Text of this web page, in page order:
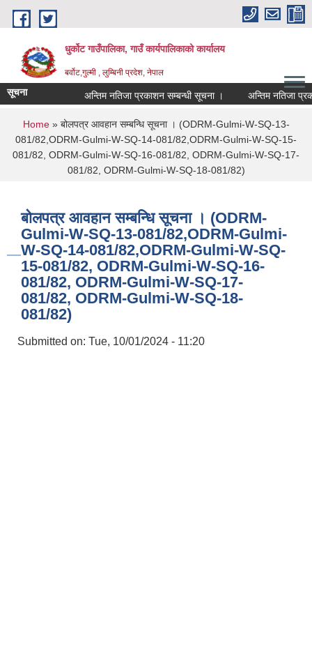
Skip to main content
धुर्कोट गाउँपालिका, गाउँ कार्यपालिकाको कार्यालय
बर्वोट,गुल्मी , लुम्बिनी प्रदेश, नेपाल
सूचना अन्तिम नतिजा प्रकाशन सम्बन्धी सूचना । अन्तिम नतिजा
You are here
Home» बोलपत्र आवहान सम्बन्धि सूचना । (ODRM-Gulmi-W-SQ-13-
081/82,ODRM-Gulmi-W-SQ-14-081/82,ODRM-Gulmi-W-SQ-15-
081/82, ODRM-Gulmi-W-SQ-16-081/82, ODRM-Gulmi-W-SQ-17-
081/82, ODRM-Gulmi-W-SQ-18-081/82)
बोलपत्र आवहान सम्बन्धि सूचना । (ODRM-
Gulmi-W-SQ-13-081/82,ODRM-Gulmi-
W-SQ-14-081/82,ODRM-Gulmi-W-SQ-
15-081/82, ODRM-Gulmi-W-SQ-16-
081/82, ODRM-Gulmi-W-SQ-17-
081/82, ODRM-Gulmi-W-SQ-18-
081/82)
Submitted on: Tue, 10/01/2024 - 11:20